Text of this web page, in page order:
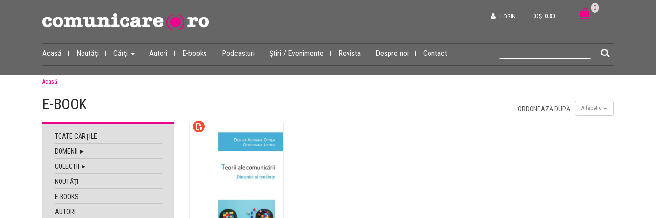
LOGIN COȘ: 0.00
0
Acasă Noutăți Cărți Autori E-books Podcasturi Știri / Evenimente Revista Despre noi Contact
Acasă
E-BOOK Alfabetic
ORDONEAZĂ DUPĂ
TOATE CĂRȚILE
DOMENII
COLECŢII
NOUTĂŢI
E-BOOKS
AUTORI